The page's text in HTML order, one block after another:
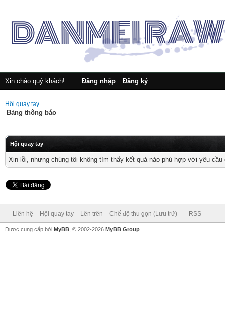
Xin chào quý khách! Đăng nhập Đăng ký
Hội quay tay
Bảng thông báo
Hội quay tay
Xin lỗi, nhưng chúng tôi không tìm thấy kết quả nào phù hợp với yêu
Liên hệ Hội quay tay Lên trên Chế độ thu gọn (Lưu trữ) RSS
Được cung cấp bởi MyBB , © 2002-2026 MyBB Group